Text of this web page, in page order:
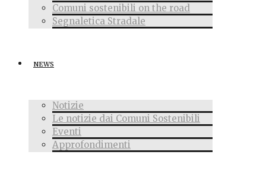
Comuni sostenibili on the road
Segnaletica Stradale
NEWS
Notizie
Le notizie dai Comuni Sostenibili
Eventi
Approfondimenti